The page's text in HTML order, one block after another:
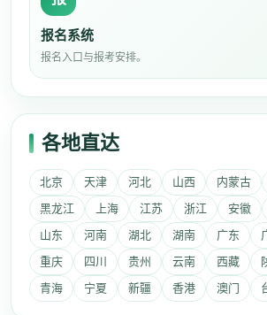
报名系统
报名入口与报考安排。
各地直达
北京 天津 河北 山西 内蒙古
黑龙江
上海 江苏 浙江 安徽
山东
河南 湖北 湖南 广东
重庆
四川 贵州 云南 西藏
青海
宁夏 新疆 香港 澳门